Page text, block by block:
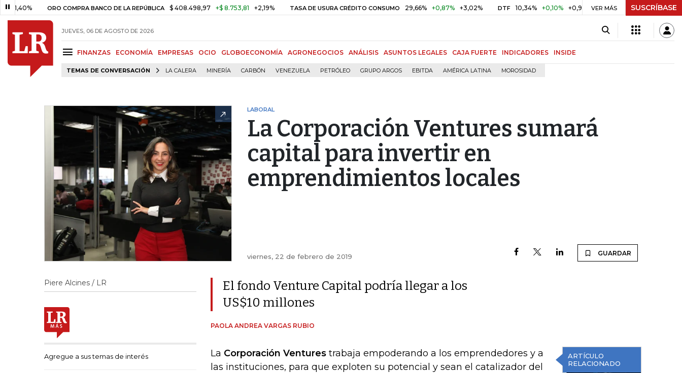
ORO COMPRA BANCO DE LA REPÚBLICA $ 408.498,97 +$ 8.753,81 +2,19% TASA DE USURA CRÉDITO CONSUMO 29,66% +0,87% +3,02% DTF 10,34% +0,10% +0,98% UVR $ 416,86 +$ 0,05 +0,01%
VER MÁS SUSCRÍBASE
JUEVES, 06 DE AGOSTO DE 2026
FINANZAS ECONOMÍA EMPRESAS OCIO GLOBOECONOMÍA AGRONEGOCIOS ANÁLISIS ASUNTOS LEGALES CAJA FUERTE INDICADORES INSIDE
TEMAS DE CONVERSACIÓN LA CALERA MINERÍA CARBÓN VENEZUELA PETRÓLEO GRUPO ARGOS EBITDA AMÉRICA LATINA MOROSIDAD
LABORAL
La Corporación Ventures sumará
capital para invertir en
emprendimientos locales
viernes, 22 de febrero de 2019 GUARDAR
Piere Alcines / LR
Agregue a sus temas de interés
El fondo Venture Capital podría llegar a los
US$10 millones
PAOLA ANDREA VARGAS RUBIO
ARTÍCULO
RELACIONADO
La Corporación Ventures trabaja empoderando a los emprendedores y a
las instituciones, para que exploten su potencial y sean el catalizador del